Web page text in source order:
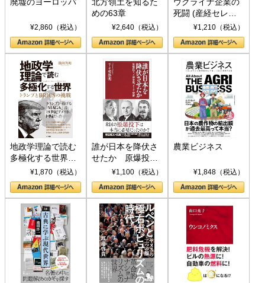
¥2,860（税込）
めの63章
¥2,640（税込）
死闘 (産経セレク
ト S 039)¥1,210（税込）
地政学理論で読む
多極化する世界：
トランプとBRICS
の挑戦
¥1,870（税込）
誰が日本を降伏さ
せたか 原爆投
下、ソ連参戦、そ
して聖断 (PHP新
書)
¥1,100（税込）
農業ビジネス
¥1,848（税込）